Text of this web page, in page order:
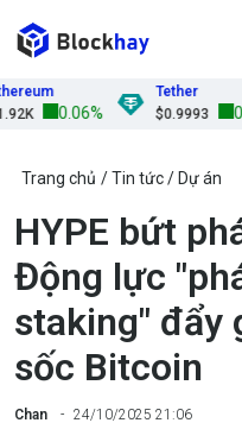
0.06%
Tether
$0.9993
Trang chủ Tin tức Dự án
HYPE bứt
Động lực
staking" đẩy
sốc Bitcoin
Chan 24/10/2025 21:06